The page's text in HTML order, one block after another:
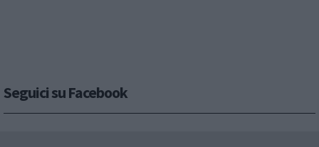
Seguici su Facebook